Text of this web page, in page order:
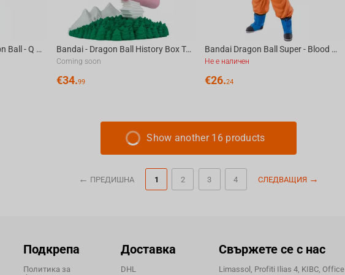
Bandai Banpresto Dragon Ball - Q Posket Bulma II (Ver.A) Figure Bandai - Dragon Ball History Box Taopaipai
Coming soon
€34.99
Bandai Dragon Ball Super - Blood Of Saiyans Son Goku Figure
Не е наличен
€26.24
Show another 16 products
ПРЕДИШНА 1 2 3 4 СЛЕДВАЩИЯ
Подкрепа
Политика за
Доставка
DHL
Свържете се с нас
Limassol, Profiti Ilias 4, KIBC, Office